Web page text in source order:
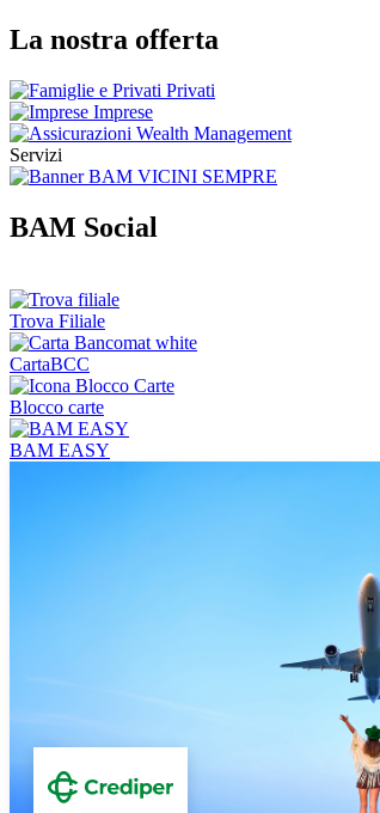
La nostra offerta
Privati
Imprese
Wealth Management
Servizi
BAM Social
Trova Filiale
CartaBCC
Blocco carte
BAM EASY